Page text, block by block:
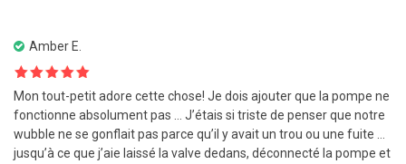
Amber E.
Note5sur
5Mon tout-petit adore cette chose! Je dois ajouter que la pompe ne
fonctionne absolument pas … J’étais si triste de penser que notre
wubble ne se gonflait pas parce qu’il y avait un trou ou une fuite …
jusqu’à ce que j’aie laissé la valve dedans, déconnecté la pompe et